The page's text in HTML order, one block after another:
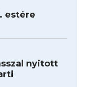
estére
nyitott